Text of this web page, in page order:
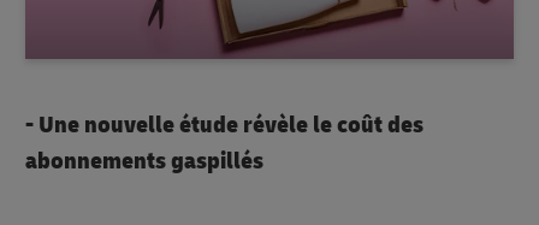
- Une nouvelle étude révèle le coût des
abonnements gaspillés